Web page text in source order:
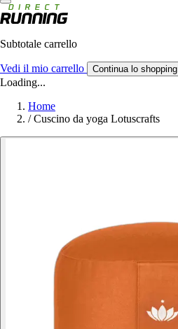
Subtotale carrello
Vedi il mio carrello Continua lo shopping
Loading...
Home
/ Cuscino da yoga Lotuscrafts